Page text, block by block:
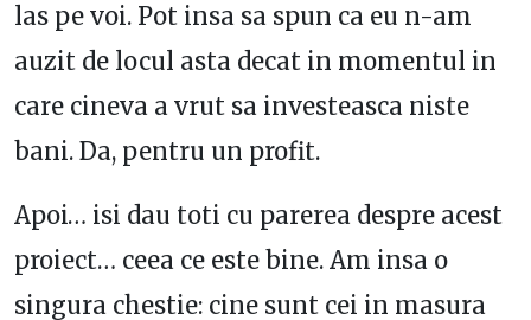
las pe voi. Pot insa sa spun ca eu n-am
auzit de locul asta decat in momentul in
care cineva a vrut sa investeasca niste
bani. Da, pentru un profit.
Apoi… isi dau toti cu parerea despre acest
proiect… ceea ce este bine. Am insa o
singura chestie: cine sunt cei in masura